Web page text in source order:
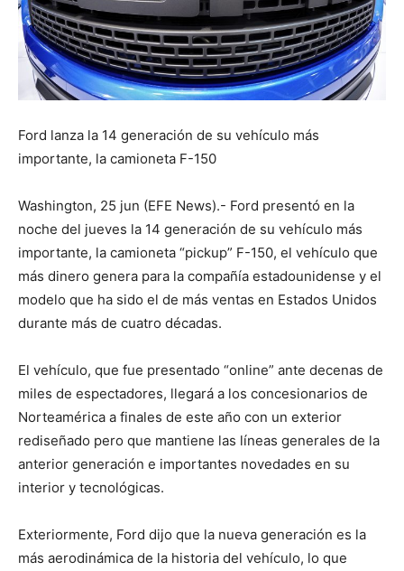
Ford lanza la 14 generación de su vehículo más
importante, la camioneta F-150
Washington, 25 jun (EFE News).- Ford presentó en la
noche del jueves la 14 generación de su vehículo más
importante, la camioneta “pickup” F-150, el vehículo que
más dinero genera para la compañía estadounidense y el
modelo que ha sido el de más ventas en Estados Unidos
durante más de cuatro décadas.
El vehículo, que fue presentado “online” ante decenas de
miles de espectadores, llegará a los concesionarios de
Norteamérica a finales de este año con un exterior
rediseñado pero que mantiene las líneas generales de la
anterior generación e importantes novedades en su
interior y tecnológicas.
Exteriormente, Ford dijo que la nueva generación es la
más aerodinámica de la historia del vehículo, lo que